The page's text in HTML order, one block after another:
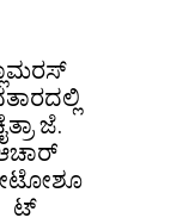
ಜೆ.
ಟ್